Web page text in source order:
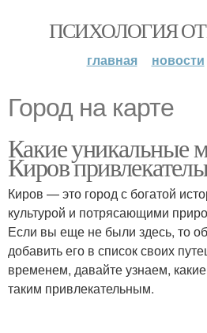
ПСИХОЛОГИЯ
главная новости
Город на карте
Какие уникальные
Киров
Киров — это город с богатой
культурой и потрясающими
Если вы еще не были здесь, то
добавить его в список своих
временем, давайте узнаем,
таким привлекательным.